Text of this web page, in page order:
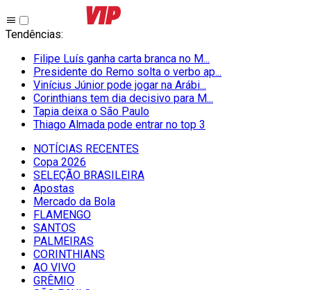
Tendências:
Filipe Luís ganha carta branca no M...
Presidente do Remo solta o verbo ap...
Vinícius Júnior pode jogar na Arábi...
Corinthians tem dia decisivo para M...
Tapia deixa o São Paulo
Thiago Almada pode entrar no top 3
NOTÍCIAS RECENTES
Copa 2026
SELEÇÃO BRASILEIRA
Apostas
Mercado da Bola
FLAMENGO
SANTOS
PALMEIRAS
CORINTHIANS
AO VIVO
GRÊMIO